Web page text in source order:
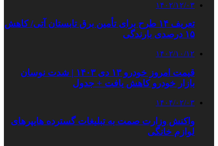
۱۴۰۲/۱۲/۰۳
تعریف ۱۴ طرح برای تأمین برق تابستان آتی/ کاهش
۱۵ درصدی بارندگی
۱۴۰۲/۱۰/۱۲
قیمت امروز خودرو ۱۳ دی ۱۴۰۳ | شدت نوسان
بازار خودرو کاهش یافت + جدول
۱۴۰۴/۰۲/۰۳
واکنش وزارت صمت به تبلیغات گسترده هایپرهای
لوازم خانگی